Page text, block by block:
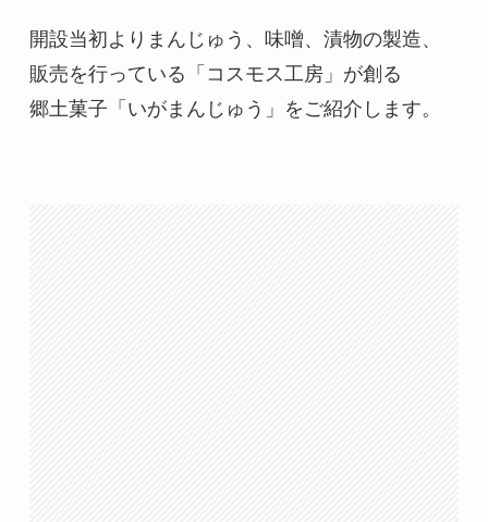
開設当初よりまんじゅう、味噌、漬物の製造、
販売を行っている「コスモス工房」が創る
郷土菓子「いがまんじゅう」をご紹介します。